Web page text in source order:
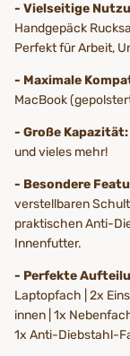
- Vielseitige
Handgepäck
Perfekt für Arbeit,
- Maximale
MacBook
- Große Kapazität:
und vieles mehr!
- Besondere
verstellbaren
praktischen Anti-
Innenfutter.
- Perfekte
Laptopfach | 2x
innen | 1x
1x Anti-Diebstahl-